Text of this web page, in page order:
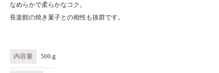
なめらかで柔らかなコク。
長楽館の焼き菓子との相性も抜群です。
内容量 500ｇ